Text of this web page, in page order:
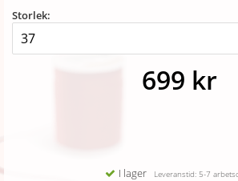
Storlek:
699 kr
I lager Leveranstid: 5-7